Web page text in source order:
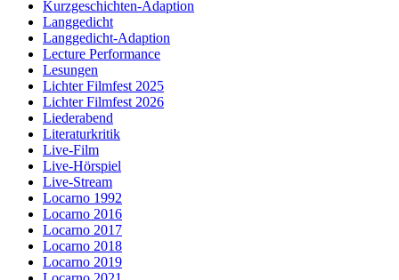
Kurzgeschichten-Adaption
Langgedicht
Langgedicht-Adaption
Lecture Performance
Lesungen
Lichter Filmfest 2025
Lichter Filmfest 2026
Liederabend
Literaturkritik
Live-Film
Live-Hörspiel
Live-Stream
Locarno 1992
Locarno 2016
Locarno 2017
Locarno 2018
Locarno 2019